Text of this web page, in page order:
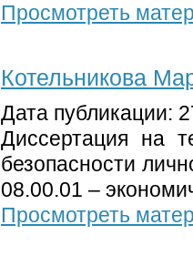
Просмотреть
Котельникова
Дата публикации:
Диссертация на
безопасности
08.00.01 –
Просмотреть